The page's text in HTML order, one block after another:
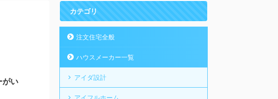
がい
カテゴリ
注文住宅全般
ハウスメーカー一覧
アイダ設計